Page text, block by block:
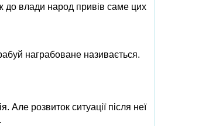
до влади народ привів саме цих
награбоване називається.
Але розвиток ситуації після неї